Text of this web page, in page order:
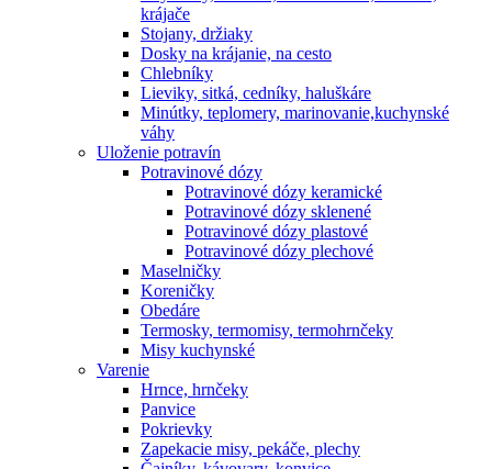
krájače
Stojany, držiaky
Dosky na krájanie, na cesto
Chlebníky
Lieviky, sitká, cedníky, haluškáre
Minútky, teplomery, marinovanie,kuchynské
váhy
Uloženie potravín
Potravinové dózy
Potravinové dózy keramické
Potravinové dózy sklenené
Potravinové dózy plastové
Potravinové dózy plechové
Maselničky
Koreničky
Obedáre
Termosky, termomisy, termohrnčeky
Misy kuchynské
Varenie
Hrnce, hrnčeky
Panvice
Pokrievky
Zapekacie misy, pekáče, plechy